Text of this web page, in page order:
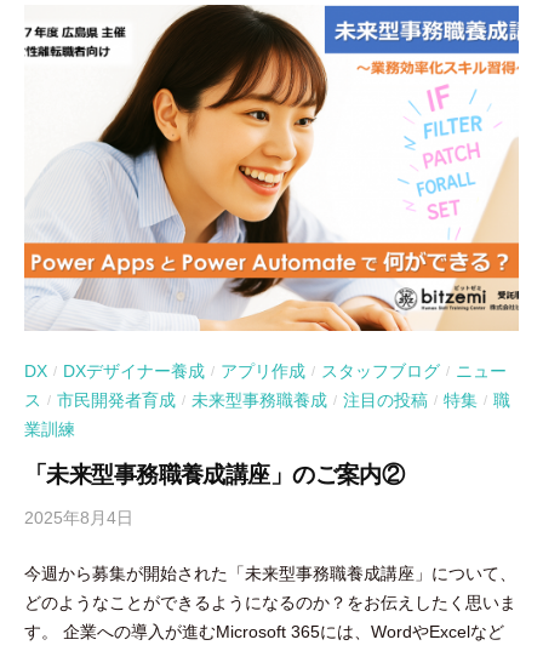
DX / DXデザイナー養成 / アプリ作成 / スタッフブログ / ニュー
ス / 市民開発者育成 / 未来型事務職養成 / 注目の投稿 / 特集 / 職
業訓練
「未来型事務職養成講座」のご案内②
2025年8月4日
吉
田
豪
今週から募集が開始された「未来型事務職養成講座」について、
どのようなことができるようになるのか？をお伝えしたく思いま
す。 企業への導入が進むMicrosoft 365には、WordやExcelなど